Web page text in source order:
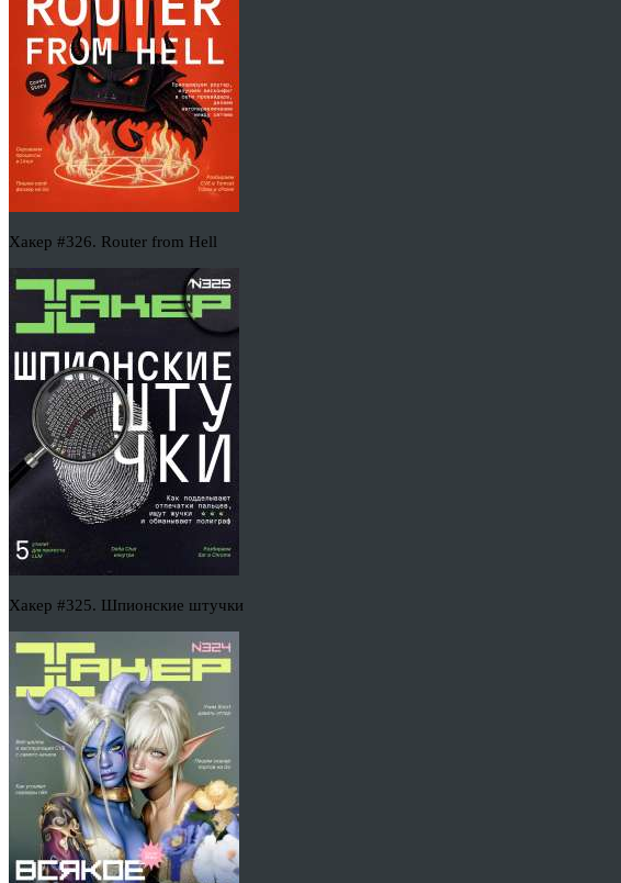
Хакер #326. Router from Hell
Хакер #325. Шпионские штучки